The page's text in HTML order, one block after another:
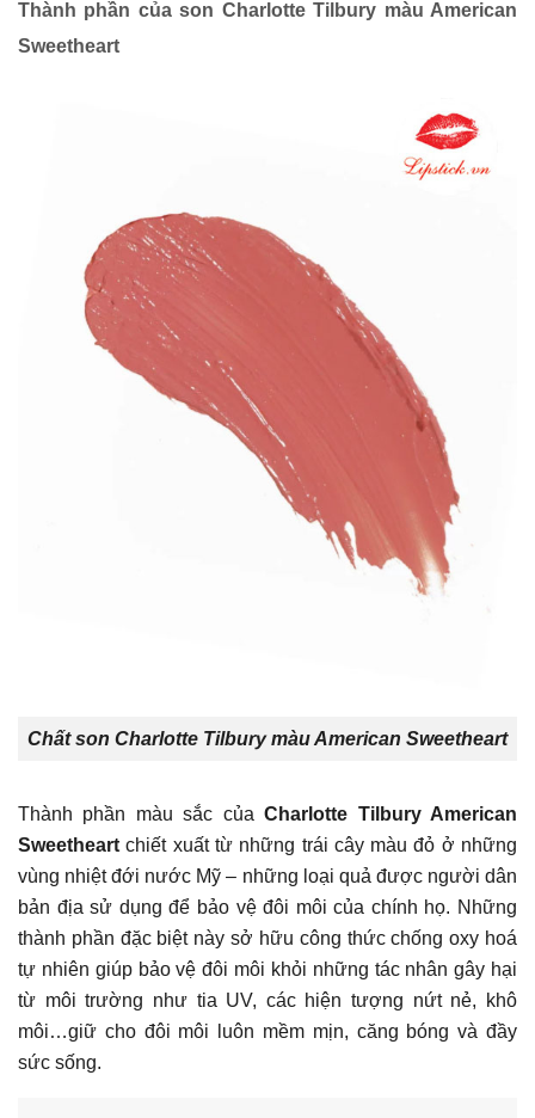
Thành phần của son Charlotte Tilbury màu American
Sweetheart
Chất son Charlotte Tilbury màu American Sweetheart
Thành phần màu sắc củaCharlotte Tilbury American
Sweetheartchiết xuất từ những trái cây màu đỏ ở những
vùng nhiệt đới nước Mỹ – những loại quả được người dân
bản địa sử dụng để bảo vệ đôi môi của chính họ. Những
thành phần đặc biệt này sở hữu công thức chống oxy hoá
tự nhiên giúp bảo vệ đôi môi khỏi những tác nhân gây hại
từ môi trường như tia UV, các hiện tượng nứt nẻ, khô
môi…giữ cho đôi môi luôn mềm mịn, căng bóng và đầy
sức sống.